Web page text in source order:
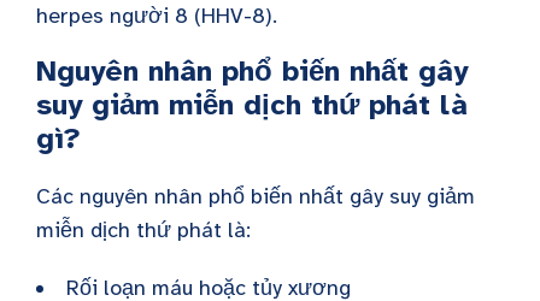
herpes người 8 (HHV-8).
Nguyên nhân phổ biến nhất gây
suy giảm miễn dịch thứ phát là
gì?
Các nguyên nhân phổ biến nhất gây suy giảm
miễn dịch thứ phát là:
Rối loạn máu hoặc tủy xương